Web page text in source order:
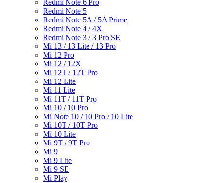
Redmi Note 6 Pro
Redmi Note 5
Redmi Note 5A / 5A Prime
Redmi Note 4 / 4X
Redmi Note 3 / 3 Pro SE
Mi 13 / 13 Lite / 13 Pro
Mi 12 Pro
Mi 12 / 12X
Mi 12T / 12T Pro
Mi 12 Lite
Mi 11 Lite
Mi 11T / 11T Pro
Mi 10 / 10 Pro
Mi Note 10 / 10 Pro / 10 Lite
Mi 10T / 10T Pro
Mi 10 Lite
Mi 9T / 9T Pro
Mi 9
Mi 9 Lite
Mi 9 SE
Mi Play